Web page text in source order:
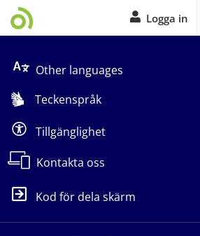
Logga in
Other languages
Teckenspråk
Tillgänglighet
Kontakta oss
Kod för dela skärm